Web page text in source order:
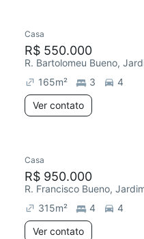
Casa
R$ 550.000
R. Bartolomeu Bueno,
165m² 3
4
Ver contato
Casa
R$ 950.000
R. Francisco Bueno,
315m² 4
4
Ver contato